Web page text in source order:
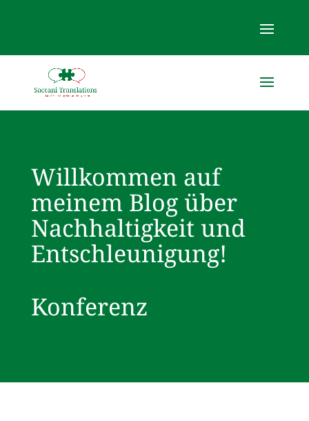
Willkommen auf
meinem Blog über
Nachhaltigkeit und
Entschleunigung!
Konferenz